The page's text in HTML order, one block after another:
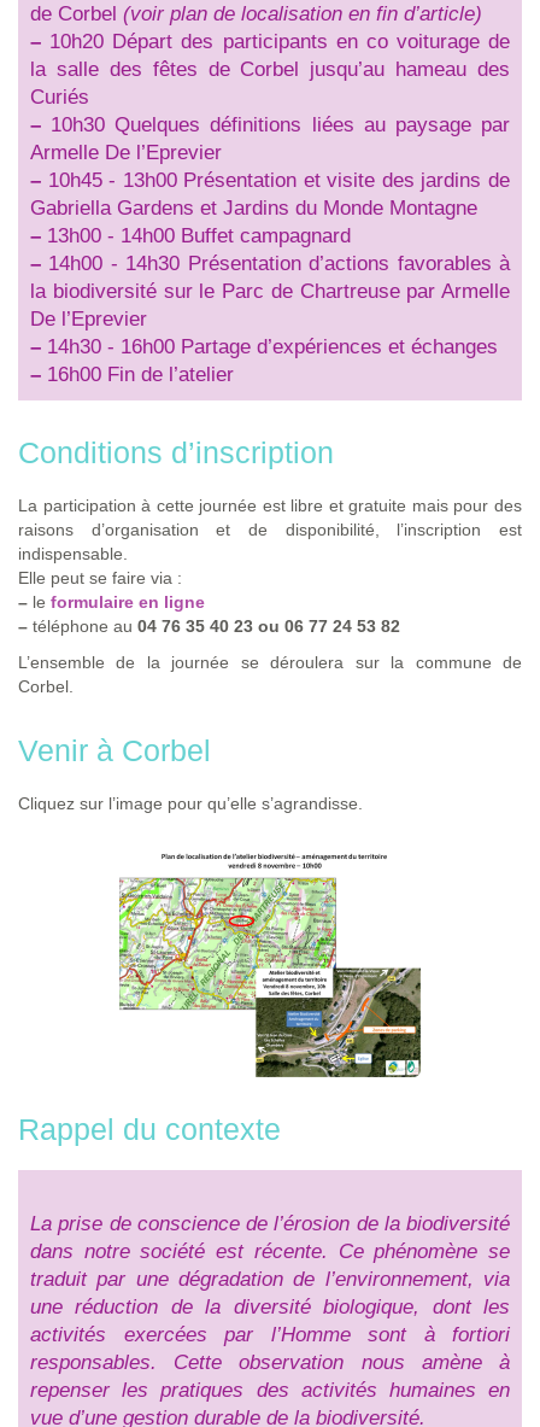
de Corbel (voir plan de localisation en fin d’article)
– 10h20 Départ des participants en co voiturage de
la salle des fêtes de Corbel jusqu’au hameau des
Curiés
– 10h30 Quelques définitions liées au paysage par
Armelle De l’Eprevier
– 10h45 - 13h00 Présentation et visite des jardins de
Gabriella Gardens et Jardins du Monde Montagne
– 13h00 - 14h00 Buffet campagnard
– 14h00 - 14h30 Présentation d’actions favorables à
la biodiversité sur le Parc de Chartreuse par Armelle
De l’Eprevier
– 14h30 - 16h00 Partage d’expériences et échanges
– 16h00 Fin de l’atelier
Conditions d’inscription
La participation à cette journée est libre et gratuite mais pour des
raisons d’organisation et de disponibilité, l’inscription est
indispensable.
Elle peut se faire via :
– le formulaire en ligne
– téléphone au 04 76 35 40 23 ou 06 77 24 53 82
L’ensemble de la journée se déroulera sur la commune de
Corbel.
Venir à Corbel
Cliquez sur l’image pour qu’elle s’agrandisse.
Rappel du contexte
La prise de conscience de l’érosion de la biodiversité
dans notre société est récente. Ce phénomène se
traduit par une dégradation de l’environnement, via
une réduction de la diversité biologique, dont les
activités exercées par l’Homme sont à fortiori
responsables. Cette observation nous amène à
repenser les pratiques des activités humaines en
vue d’une gestion durable de la biodiversité.